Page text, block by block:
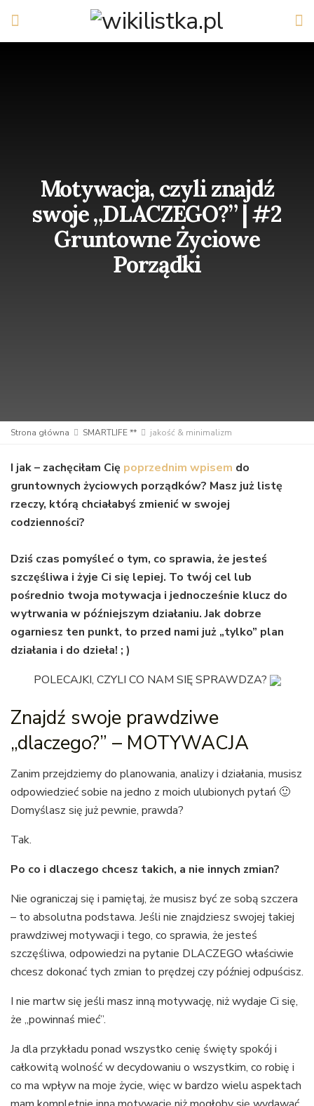
Motywacja, czyli znajdź
swoje „DLACZEGO?” | #2
Gruntowne Życiowe
Porządki
Strona główna SMARTLIFE ** jakość & minimalizm
I jak – zachęciłam Cię poprzednim wpisem do
gruntownych życiowych porządków? Masz już listę
rzeczy, którą chciałabyś zmienić w swojej
codzienności?
Dziś czas pomyśleć o tym, co sprawia, że jesteś
szczęśliwa i żyje Ci się lepiej. To twój cel lub
pośrednio twoja motywacja i jednocześnie klucz do
wytrwania w późniejszym działaniu. Jak dobrze
ogarniesz ten punkt, to przed nami już „tylko” plan
działania i do dzieła! ; )
POLECAJKI, CZYLI CO NAM SIĘ SPRAWDZA?
Znajdź swoje prawdziwe
„dlaczego?” – MOTYWACJA
Zanim przejdziemy do planowania, analizy i działania, musisz
odpowiedzieć sobie na jedno z moich ulubionych pytań 🙂
Domyślasz się już pewnie, prawda?
Tak.
Po co i dlaczego chcesz takich, a nie innych zmian?
Nie ograniczaj się i pamiętaj, że musisz być ze sobą szczera
– to absolutna podstawa. Jeśli nie znajdziesz swojej takiej
prawdziwej motywacji i tego, co sprawia, że jesteś
szczęśliwa, odpowiedzi na pytanie DLACZEGO właściwie
chcesz dokonać tych zmian to prędzej czy później odpuścisz.
I nie martw się jeśli masz inną motywację, niż wydaje Ci się,
że „powinnaś mieć”.
Ja dla przykładu ponad wszystko cenię święty spokój i
całkowitą wolność w decydowaniu o wszystkim, co robię i
co ma wpływ na moje życie, więc w bardzo wielu aspektach